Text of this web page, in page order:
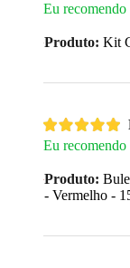
Eu recomendo
Produto: Kit
Eu recomendo
Produto:
- Vermelho -